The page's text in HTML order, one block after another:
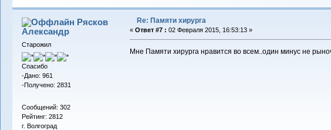
Рясков
Александр
Старожил
Спасибо
-Дано: 961
-Получено: 2831
Сообщений: 302
Рейтинг: 2812
г. Волгоград
Re: Памяти хирурга
« Ответ #7 : 02 Февраля 2015, 16:53:13 »
Мне Памяти хирурга нравится во всем..один минус не